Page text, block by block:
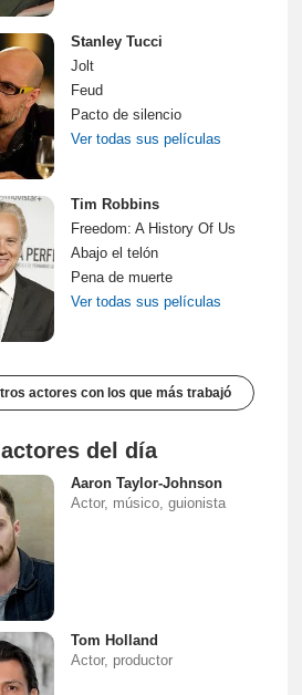
Stanley Tucci
Jolt
Feud
Pacto de silencio
Ver todas sus películas
Tim Robbins
Freedom: A History Of Us
Abajo el telón
Pena de muerte
Ver todas sus películas
actores con los que más trabajó
del día
Aaron Taylor-Johnson
Actor, músico, guionista
Tom Holland
Actor, productor